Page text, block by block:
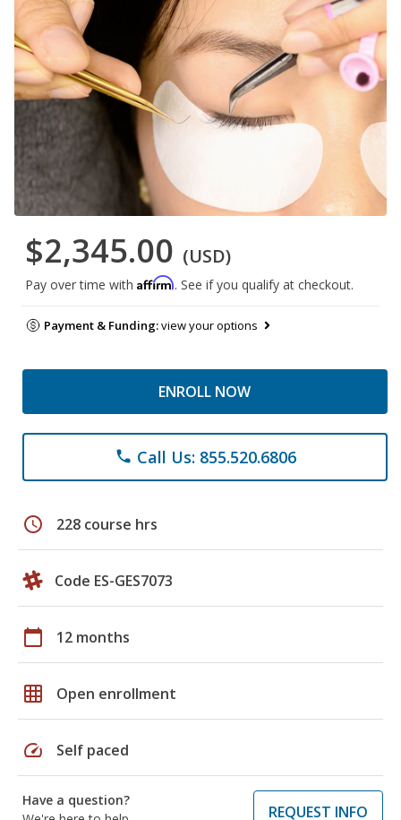
$2,345.00 (USD)
Pay over time with Affirm. See if you qualify at checkout.
Payment & Funding:view your options
ENROLL NOW
phone Call Us: 855.520.6806
schedule 228 course hrs
Code ES-GES7073
calendar_today 12 months
grid_on Open enrollment
speed Self paced
Have a question?
REQUEST INFO